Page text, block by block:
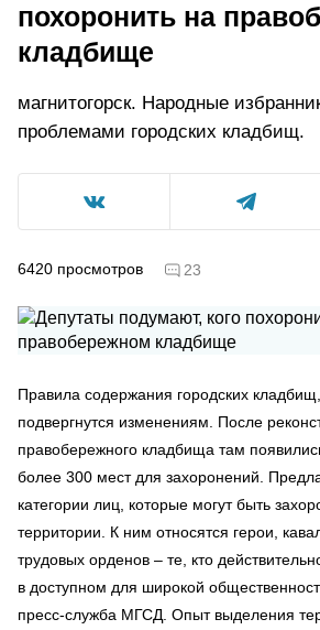
похоронить на
кладбище
магнитогорск. Народные
проблемами городских кладбищ.
6420 просмотров 23
Правила содержания городских
подвергнутся изменениям. После
правобережного кладбища там
более 300 мест для захоронений.
категории лиц, которые могут быть
территории. К ним относятся герои,
трудовых орденов – те, кто
в доступном для широкой
пресс-служба МГСД. Опыт выделения